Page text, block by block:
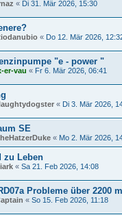
« Di 31. Mär 2026, 15:30
« Do 12. Mär 2026,
"e - power "
er-vau « Fr 6. Mär 2026, 06:41
« Di 3. Mär 2026,
SE
« Mo 2. Mär 2026,
zu Leben
« Sa 21. Feb 2026, 14:08
Probleme über 2200
« So 15. Feb 2026, 11:18